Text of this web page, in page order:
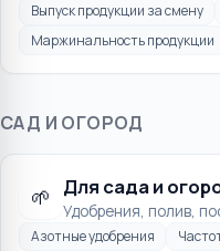
Выпуск продукции за смену
Маржинальность продукции
САД И ОГОРОД
🌱 Для сада и
Удобрения, полив,
Азотные удобрения